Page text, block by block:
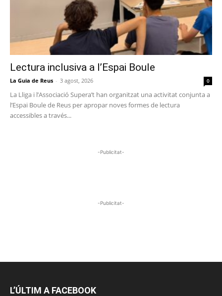
Lectura inclusiva a l’Espai Boule
La Guia de Reus - 3 agost, 2026 0
La Lliga i l’Associació Supera’t han organitzat una activitat conjunta a
l’Espai Boule de Reus per apropar noves formes de lectura
accessibles a través...
-Publicitat-
-Publicitat-
L’ÚLTIM A FACEBOOK